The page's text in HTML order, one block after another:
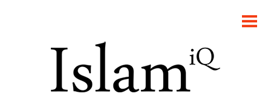
POLITIK
PANORAMA